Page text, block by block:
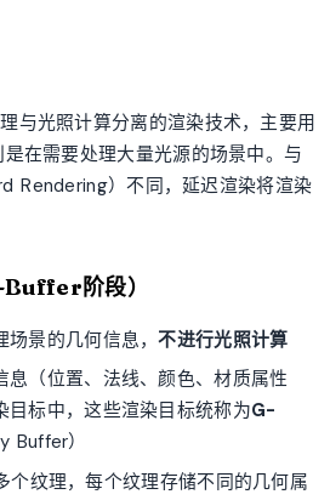
与光照计算分离的渲染技术，主要用
在需要处理大量光源的场景中。与
Rendering）不同，延迟渲染将渲染
阶段）
场景的几何信息，不进行光照计算
息（位置、法线、颜色、材质属性
目标中，这些渲染目标统称为G-
Buffer）
纹理，每个纹理存储不同的几何属